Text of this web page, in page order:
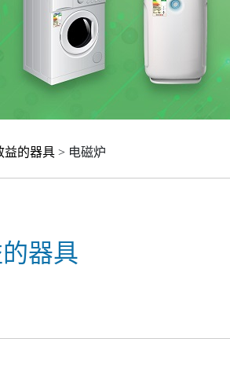
益的器具 > 电磁炉
器具